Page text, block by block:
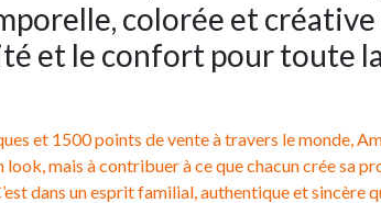
colorée et
et le confort pour toute
et 1500 points de vente à travers le monde,
look, mais à contribuer à ce que chacun crée sa
dans un esprit familial, authentique et sincère